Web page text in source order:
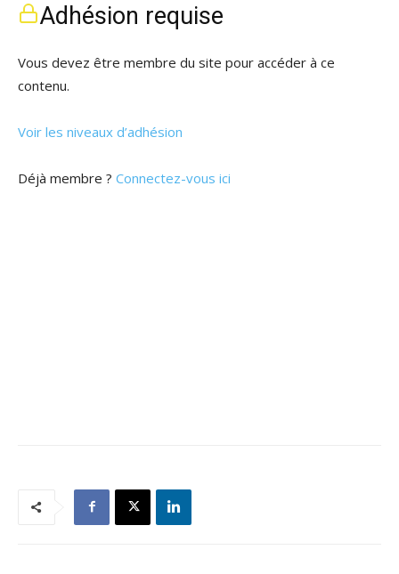
Adhésion requise
Vous devez être membre du site pour accéder à ce
contenu.
Voir les niveaux d’adhésion
Déjà membre ? Connectez-vous ici